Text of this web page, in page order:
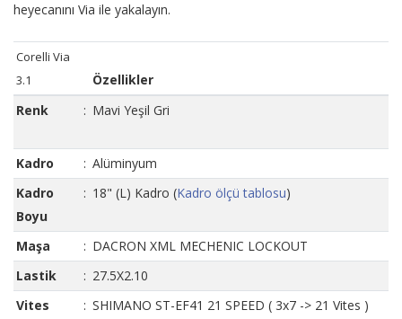
heyecanını Via ile yakalayın.
Corelli Via
3.1
Özellikler
Renk
: Mavi Yeşil Gri
Kadro : Alüminyum
Kadro
Boyu
: 18" (L) Kadro (Kadro ölçü tablosu)
Maşa : DACRON XML MECHENIC LOCKOUT
Lastik
: 27.5X2.10
Vites
: SHIMANO ST-EF41 21 SPEED ( 3x7 -> 21 Vites )